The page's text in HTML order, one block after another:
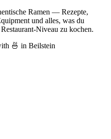
Ramen — Rezepte,
und alles, was du
Niveau zu kochen.
🍜 in Beilstein